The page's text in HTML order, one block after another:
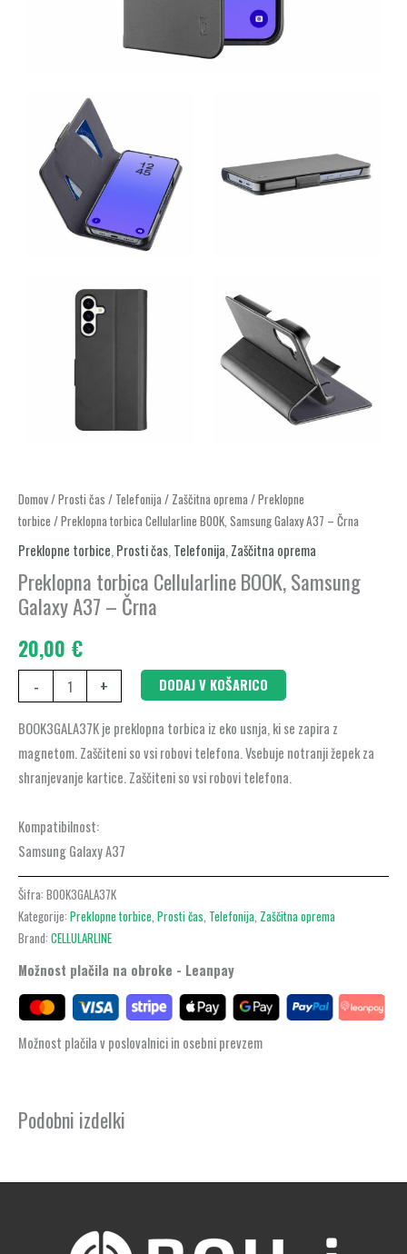
Domov/Prosti čas / Telefonija/ Zaščitna oprema/Preklopne
torbice / Preklopna torbica Cellularline BOOK, Samsung Galaxy A37 – Črna
Preklopne torbice, Prosti čas, Telefonija, Zaščitna oprema
Preklopna torbica Cellularline BOOK, Samsung
Galaxy A37 – Črna
20,00 €
-
Preklopna
torbica
Cellularline
BOOK,
Samsung
A37
-
Črna
količina
+ DODAJ V KOŠARICO
BOOK3GALA37K je preklopna torbica iz eko usnja, ki se zapira z
magnetom. Zaščiteni so vsi robovi telefona. Vsebuje notranji žepek za
shranjevanje kartice. Zaščiteni so vsi robovi telefona.
Kompatibilnost:
Samsung Galaxy A37
Šifra: BOOK3GALA37K
Kategorije: Preklopne torbice Prosti čas Telefonija Zaščitna oprema
Brand: CELLULARLINE
Možnost plačila na obroke - Leanpay
Možnost plačila v poslovalnici in osebni prevzem
Podobni izdelki